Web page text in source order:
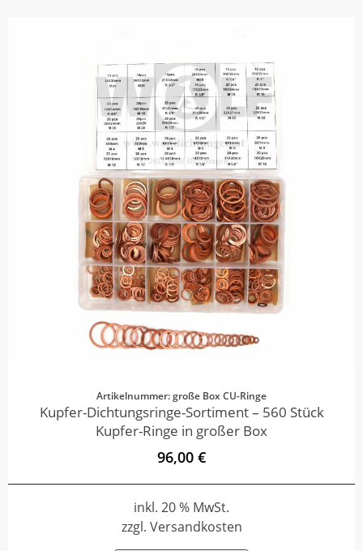
Artikelnummer: große Box CU-Ringe
Kupfer-Dichtungsringe-Sortiment – 560 Stück
Kupfer-Ringe in großer Box
96,00 €
inkl. 20 % MwSt.
zzgl. Versandkosten